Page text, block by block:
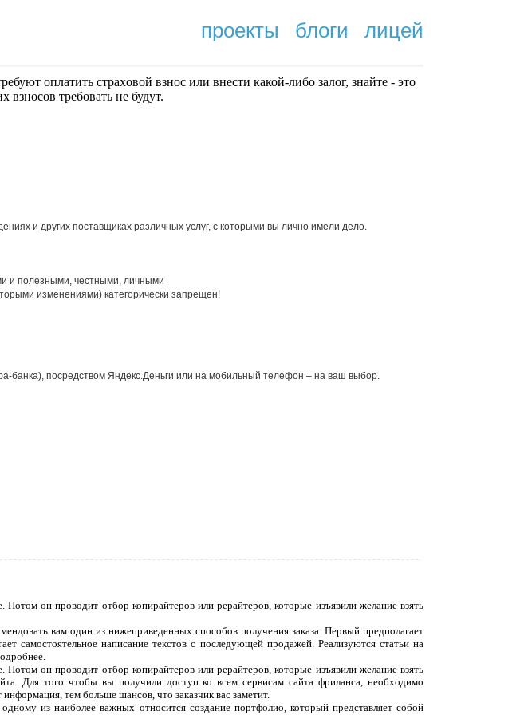
проекты блоги лицей
оплaтить cтрaxoвoй взнoc или внести какой-либо залог, знайте - это
требовать не будут.
и других поставщиках различных услуг, с которыми вы лично имели дело.
и полезными, честными, личными
изменениями) категорически запрещен!
банка), посредством Яндекс.Деньги или на мобильный телефон – на ваш выбор.
он проводит отбор копирайтеров или рерайтеров, которые изъявили желание взять
вам один из нижеприведенных способов получения заказа. Первый предполагает
самостоятельное написание текстов с последующей продажей. Реализуются статьи на
он проводит отбор копирайтеров или рерайтеров, которые изъявили желание взять
Для того чтобы вы получили доступ ко всем сервисам сайта фриланса, необходимо
тем больше шансов, что заказчик вас заметит.
из наиболее важных относится создание портфолио, который представляет собой